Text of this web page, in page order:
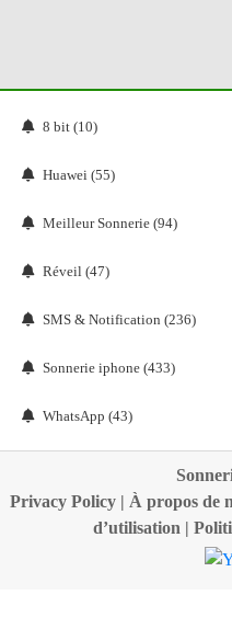
8 bit (10)
Huawei (55)
Meilleur Sonnerie (94)
Réveil (47)
SMS & Notification (236)
Sonnerie iphone (433)
WhatsApp (43)
Privacy Policy| À propos de
d’utilisation |